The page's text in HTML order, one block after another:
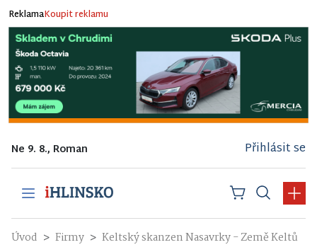
ReklamaKoupit reklamu
Ne 9. 8., Roman Přihlásit se
Úvod Firmy Keltský skanzen Nasavrky - Země Keltů